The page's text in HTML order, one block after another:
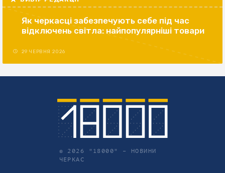
Як черкасці забезпечують себе під час
відключень світла: найпопулярніші товари
29 ЧЕРВНЯ 2026
© 2026 "18000" – НОВИНИ
ЧЕРКАС